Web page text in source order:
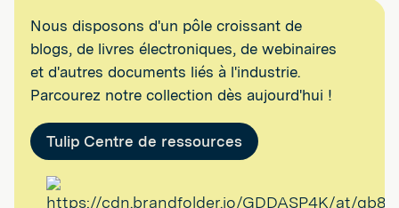
Nous disposons d'un pôle croissant de
blogs, de livres électroniques, de webinaires
et d'autres documents liés à l'industrie.
Parcourez notre collection dès aujourd'hui !
Tulip Centre de ressources